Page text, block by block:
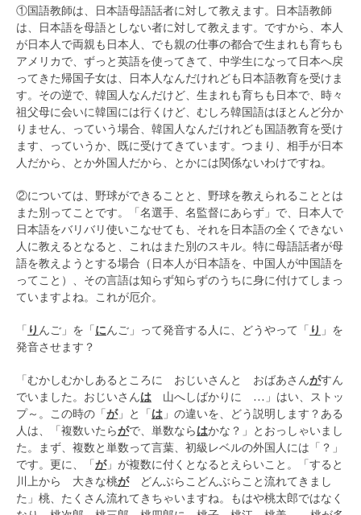
①国語教師は、日本語母語話者に対して教えます。日本語教師
は、日本語を母語としない者に対して教えます。ですから、本人
が日本人で両親も日本人、でも親の仕事の都合で生まれも育ちも
アメリカで、ずっと英語を使ってきて、中学生になって日本へ戻
ってきた帰国子女は、日本人なんだけれども日本語教育を受けま
す。その逆で、韓国人なんだけど、生まれも育ちも日本で、時々
祖父母に会いに韓国には行くけど、むしろ韓国語はほとんど分か
りません、っていう場合、韓国人なんだけれども国語教育を受け
ます、っていうか、既に受けてきています。つまり、相手が日本
人だから、とか外国人だから、とかには関係ないわけですね。
②については、野球ができることと、野球を教えられることとは
また別ってことです。「名選手、名監督にあらず」で、日本人で
日本語をバリバリ使いこなせても、それを日本語の全くできない
人に教えるとなると、これはまた別のスキル。特に母語話者が母
語を教えようとする場合（日本人が日本語を、中国人が中国語を
ってこと）、その言語は知らず知らずのうちに身に付けてしまっ
ていますよね。これが厄介。
「 り んご」を「にんご」って発音する人に、どうやって「 り 」を
発音させます？
「むかしむかしあるところに おじいさんと おばあさんがすん
でいました。おじいさんは 山へしばかりに …」はい、ストッ
プ～。この時の「が」と「は 」の違いを、どう説明します？ある
人は、「複数いたらがで、単数ならはかな？」とおっしゃいまし
た。まず、複数と単数って言葉、初級レベルの外国人には「？」
です。更に、「が」が複数に付くとなるとえらいこと。「すると
川上から 大きな桃がどんぶらこどんぶらこと流れてきまし
た」桃、たくさん流れてきちゃいますね。もはや桃太郎ではなく